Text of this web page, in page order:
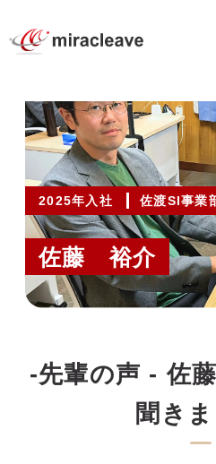
2025年入社 佐渡SI事業
佐藤 裕介
-先輩の声 - 佐
聞き